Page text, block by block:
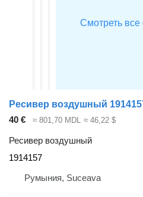
Ресивер воздушный
40 €
≈ 801,70 MDL ≈ 46,22 $
Ресивер воздушный
1914157
Румыния, Suceava